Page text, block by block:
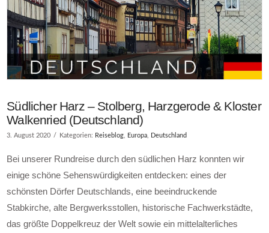
Südlicher Harz – Stolberg, Harzgerode & Kloster
Walkenried (Deutschland)
3. August 2020 Kategorien: Reiseblog, Europa, Deutschland
Bei unserer Rundreise durch den südlichen Harz konnten wir
einige schöne Sehenswürdigkeiten entdecken: eines der
schönsten Dörfer Deutschlands, eine beeindruckende
Stabkirche, alte Bergwerksstollen, historische Fachwerkstädte,
das größte Doppelkreuz der Welt sowie ein mittelalterliches